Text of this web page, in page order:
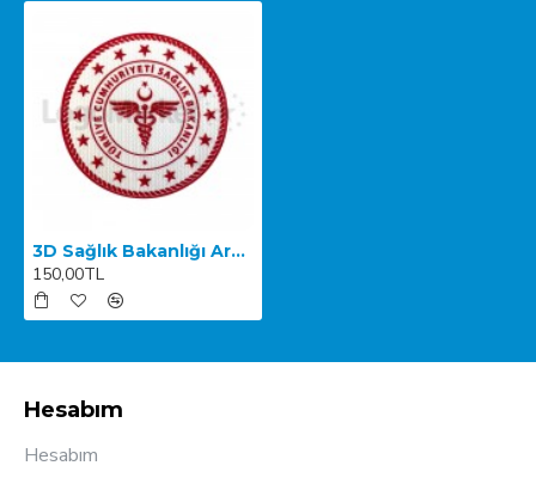
3D Sağlık Bakanlığı Arma TPU
150,00TL
Hesabım
Hesabım